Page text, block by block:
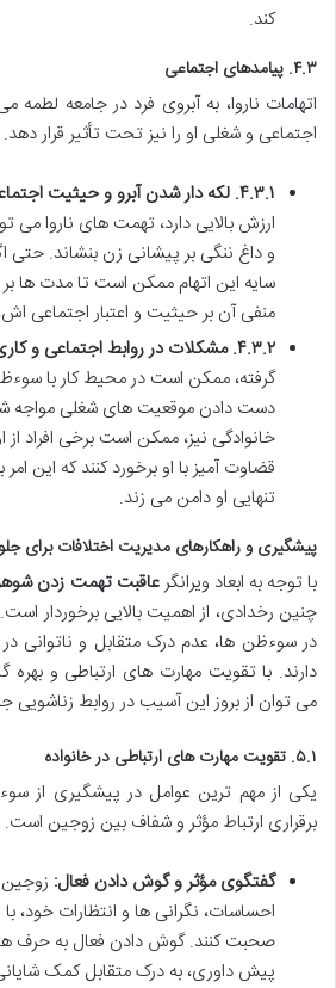
کند.
۴.۳. پیامدهای اجتماعی
اتهامات ناروا، به آبروی فرد در جامعه
اجتماعی و شغلی او را نیز تحت تأثیر قرار دهد.
۴.۳.۱. لکه دار شدن آبرو و حیثیت اجتماعی:
ارزش بالایی دارد، تهمت های ناروا
و داغ ننگی بر پیشانی زن بنشاند. حتی
سایه این اتهام ممکن است تا مدت ها بر
منفی آن بر حیثیت و اعتبار اجتماعی
۴.۳.۲. مشکلات در روابط اجتماعی و کاری:
گرفته، ممکن است در محیط کار با
دست دادن موقعیت های شغلی مواجه
خانوادگی نیز، ممکن است برخی افراد از
قضاوت آمیز با او برخورد کنند که این
تنهایی او دامن می زند.
پیشگیری و راهکارهای مدیریت اختلافات برای
با توجه به ابعاد ویرانگرعاقبت تهمت زدن
چنین رخدادی، از اهمیت بالایی برخوردار
در سوءظن ها، عدم درک متقابل و ناتوانی
دارند. با تقویت مهارت های ارتباطی و بهره
می توان از بروز این آسیب در روابط زناشویی
۵.۱. تقویت مهارت های ارتباطی در خانواده
یکی از مهم ترین عوامل در پیشگیری از
برقراری ارتباط مؤثر و شفاف بین زوجین است.
گفتگوی مؤثر و گوش دادن فعال: زوجین
احساسات، نگرانی ها و انتظارات خود،
صحبت کنند. گوش دادن فعال به حرف
پیش داوری، به درک متقابل کمک